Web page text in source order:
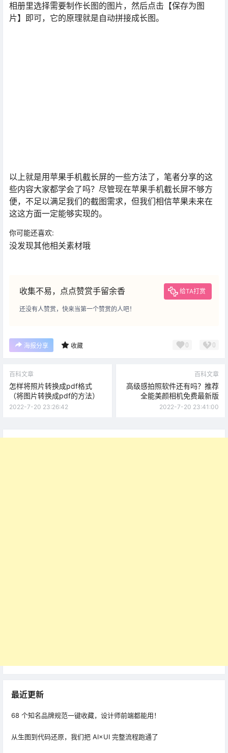
相册里选择需要制作长图的图片，然后点击【保存为图
片】即可，它的原理就是自动拼接成长图。
以上就是用苹果手机截长屏的一些方法了，笔者分享的这
些内容大家都学会了吗？尽管现在苹果手机截长屏不够方
便，不足以满足我们的截图需求，但我们相信苹果未来在
这这方面一定能够实现的。
你可能还喜欢:
没发现其他相关素材哦
收集不易，点点赞赏手留余香 给TA打赏
还没有人赞赏，快来当第一个赞赏的人吧！
海报分享 收藏 0 0
百科文章
怎样将照片转换成pdf格式
（将图片转换成pdf的方法）
2022-7-20 23:26:42
百科文章
高级感拍照软件还有吗？推荐
全能美颜相机免费最新版
2022-7-20 23:41:00
最近更新
68 个知名品牌规范一键收藏，设计师前端都能用！
从生图到代码还原，我们把 AI×UI 完整流程跑通了